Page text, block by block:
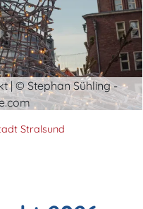
| © Stephan Sühling -
Stralsund